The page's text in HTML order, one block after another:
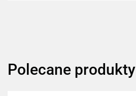
Polecane produkty